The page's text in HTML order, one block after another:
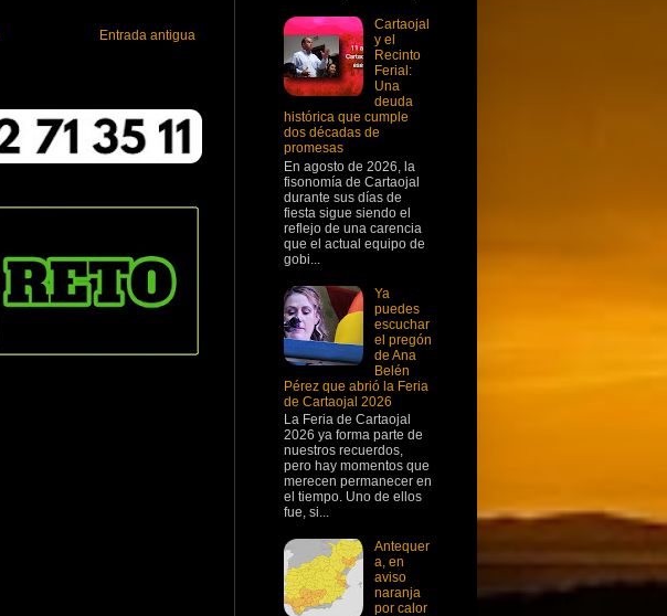
Entrada antigua
Cartaojal
y el
Recinto
Ferial:
Una
deuda
histórica que cumple
dos décadas de
promesas
En agosto de 2026, la
fisonomía de Cartaojal
durante sus días de
fiesta sigue siendo el
reflejo de una carencia
que el actual equipo de
gobi...
Ya
puedes
escuchar
el pregón
de Ana
Belén
Pérez que abrió la Feria
de Cartaojal 2026
La Feria de Cartaojal
2026 ya forma parte de
nuestros recuerdos,
pero hay momentos que
merecen permanecer en
el tiempo. Uno de ellos
fue, si...
Antequer
a, en
aviso
naranja
por calor